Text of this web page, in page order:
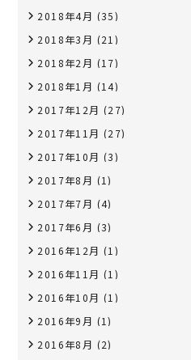
2018年4月 (35)
2018年3月 (21)
2018年2月 (17)
2018年1月 (14)
2017年12月 (27)
2017年11月 (27)
2017年10月 (3)
2017年8月 (1)
2017年7月 (4)
2017年6月 (3)
2016年12月 (1)
2016年11月 (1)
2016年10月 (1)
2016年9月 (1)
2016年8月 (2)